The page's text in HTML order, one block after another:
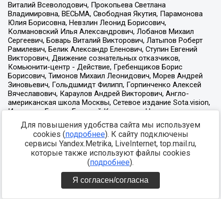
Для повышения удобства сайта мы используем
cookies (подробнее). К сайту подключены
сервисы Yandex.Metrika, LiveInternet, top.mail.ru,
которые также используют файлы cookies
(подробнее).
Я согласен/согласна